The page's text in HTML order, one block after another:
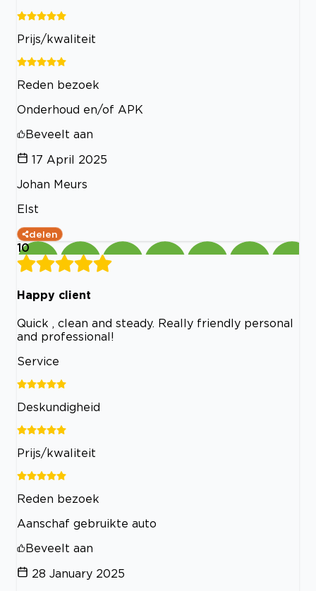
Prijs/kwaliteit
Reden bezoek
Onderhoud en/of APK
Beveelt aan
17 April 2025
Johan Meurs
Elst
delen
10
Happy client
Quick , clean and steady. Really friendly personal
and professional!
Service
Deskundigheid
Prijs/kwaliteit
Reden bezoek
Aanschaf gebruikte auto
Beveelt aan
28 January 2025